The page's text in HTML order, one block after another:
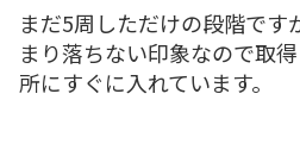
まだ5周しただけの段階です
まり落ちない印象なので取
所にすぐに入れています。